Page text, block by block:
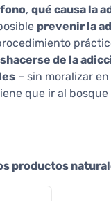
, qué causa la
prevenir la
de la
– sin moralizar
que ir al
productos